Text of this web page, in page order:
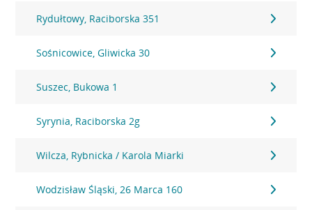
Rydułtowy, Raciborska 351
Sośnicowice, Gliwicka 30
Suszec, Bukowa 1
Syrynia, Raciborska 2g
Wilcza, Rybnicka / Karola Miarki
Wodzisław Śląski, 26 Marca 160